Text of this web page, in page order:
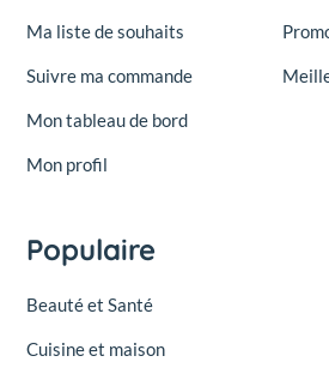
Ma liste de souhaits
Suivre ma commande
Mon tableau de bord
Mon profil
Populaire
Beauté et Santé
Cuisine et maison